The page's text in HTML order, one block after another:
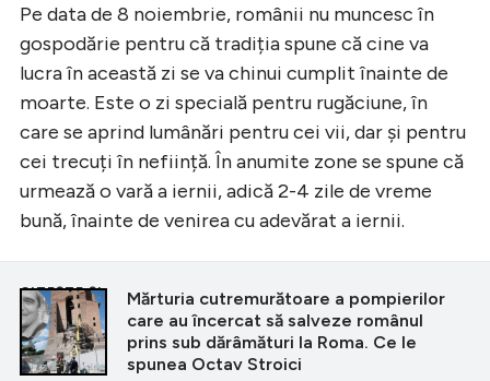
Pe data de 8 noiembrie, românii nu muncesc în
gospodărie pentru că tradiția spune că cine va
lucra în această zi se va chinui cumplit înainte de
moarte. Este o zi specială pentru rugăciune, în
care se aprind lumânări pentru cei vii, dar și pentru
cei trecuți în neființă. În anumite zone se spune că
urmează o vară a iernii, adică 2-4 zile de vreme
bună, înainte de venirea cu adevărat a iernii.
CITEȘTE ȘI
Mărturia cutremurătoare a pompierilor
care au încercat să salveze românul
prins sub dărâmături la Roma. Ce le
spunea Octav Stroici